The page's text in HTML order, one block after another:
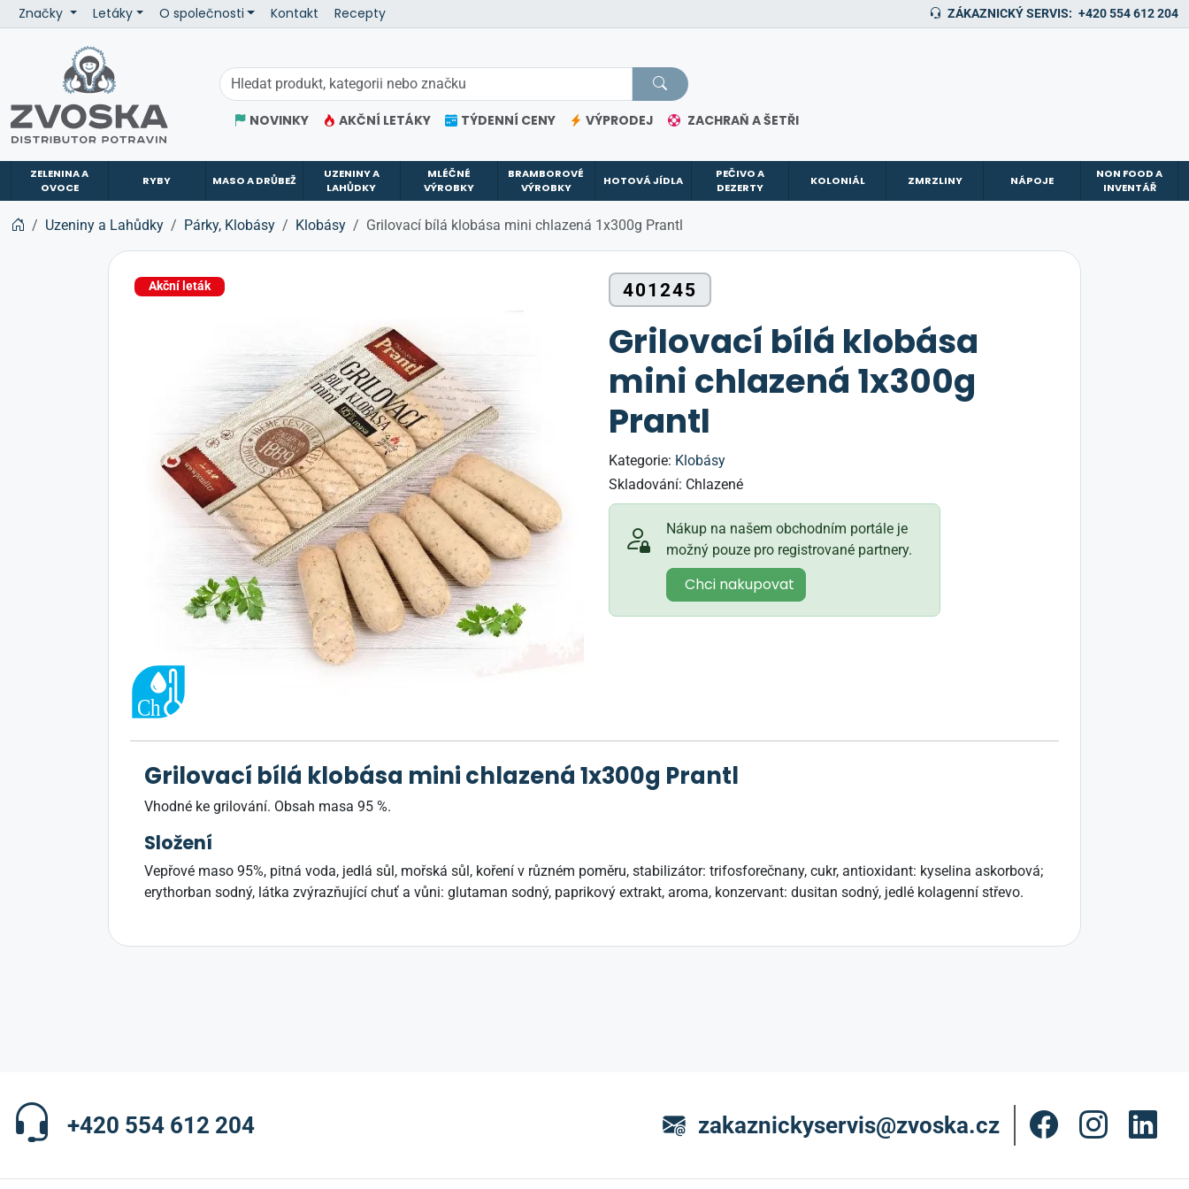
Značky Letáky O společnosti Kontakt Recepty ZÁKAZNICKÝ SERVIS: +420 554 612 204
NOVINKY AKČNÍ LETÁKY TÝDENNÍ CENY VÝPRODEJ ZACHRAŇ A ŠETŘI
ZELENINA A
OVOCE
RYBY MASO A DRŮBEŽ
UZENINY A
LAHŮDKY
MLÉČNÉ
VÝROBKY
BRAMBOROVÉ
VÝROBKY
HOTOVÁ JÍDLA
PEČIVO A
DEZERTY
KOLONIÁL ZMRZLINY NÁPOJE
NON FOOD A
INVENTÁŘ
Uzeniny a Lahůdky Párky, Klobásy Klobásy Grilovací bílá klobása mini chlazená 1x300g Prantl
401245
Grilovací bílá klobása
mini chlazená 1x300g
Prantl
Kategorie: Klobásy
Skladování: Chlazené
Nákup na našem obchodním portále je
možný pouze pro registrované partnery.
Chci nakupovat
Akční leták
Grilovací bílá klobása mini chlazená 1x300g Prantl
Vhodné ke grilování. Obsah masa 95 %.
Složení
Vepřové maso 95%, pitná voda, jedlá sůl, mořská sůl, koření v různém poměru, stabilizátor: trifosforečnany, cukr, antioxidant: kyselina askorbová;
erythorban sodný, látka zvýrazňující chuť a vůni: glutaman sodný, paprikový extrakt, aroma, konzervant: dusitan sodný, jedlé kolagenní střevo.
+420 554 612 204 zakaznickyservis@zvoska.cz